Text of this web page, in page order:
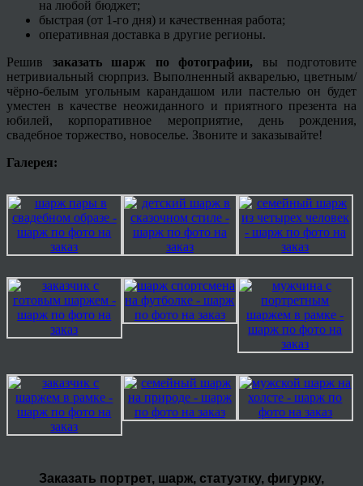
на любой бюджет;
быстрая (от 1-го дня) и качественная работа;
оперативная доставка в другие регионы.
Решив заказать шарж по фотографии, вы подготовите
нетривиальный сюрприз. Выполненный акварелью, цветным/
чёрно-белым угольным карандашом или пастелью он будет
уместен в качестве неожиданного и приятного презента на
юбилей, корпоративное мероприятие, день рождения,
свадебное торжество, новоселье. Звоните и заказывайте!
Галерея:
Заказать портрет, шарж, статуэтку, фигурку,